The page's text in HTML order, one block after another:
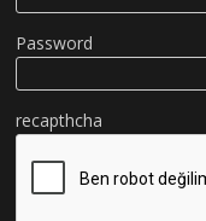
Password
recapthcha